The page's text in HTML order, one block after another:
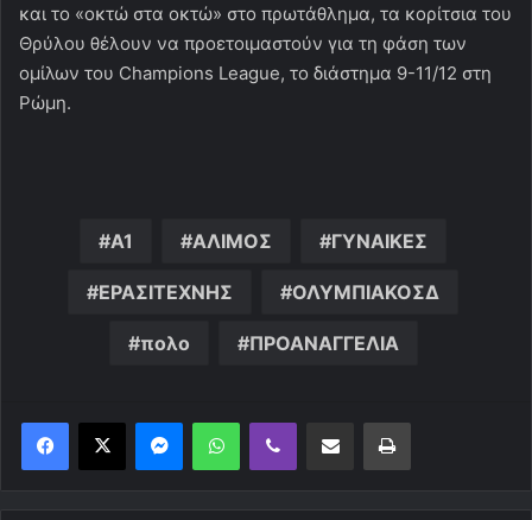
και το «οκτώ στα οκτώ» στο πρωτάθλημα, τα κορίτσια του
Θρύλου θέλουν να προετοιμαστούν για τη φάση των
ομίλων του Champions League, το διάστημα 9-11/12 στη
Ρώμη.
Α1 ΑΛΙΜΟΣ ΓΥΝΑΙΚΕΣ
ΕΡΑΣΙΤΕΧΝΗΣ ΟΛΥΜΠΙΑΚΟΣΔ
πολο ΠΡΟΑΝΑΓΓΕΛΙΑ
MessengerWhatsAppViber Κοινοποίηση μέσω ηλεκτρονικού ταχυδρομείουΕκτύπωση